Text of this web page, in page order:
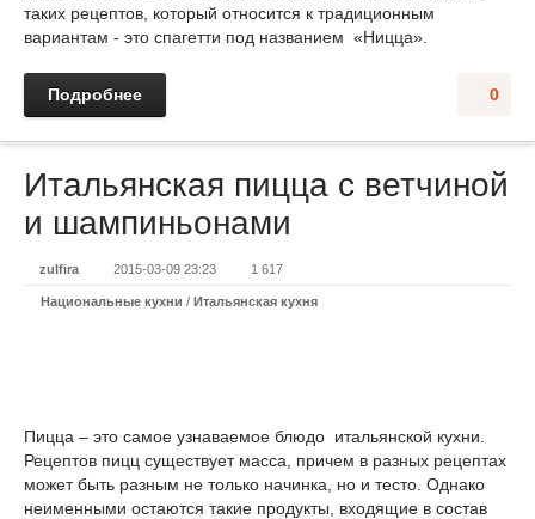
таких рецептов, который относится к традиционным
вариантам - это спагетти под названием «Ницца».
0
Подробнее
Итальянская пицца с ветчиной
и шампиньонами
zulfira 2015-03-09 23:23 1 617
Национальные кухни / Итальянская кухня
Пицца – это самое узнаваемое блюдо итальянской кухни.
Рецептов пицц существует масса, причем в разных рецептах
может быть разным не только начинка, но и тесто. Однако
неименными остаются такие продукты, входящие в состав